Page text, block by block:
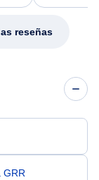
my issue.
reseñas
GRR